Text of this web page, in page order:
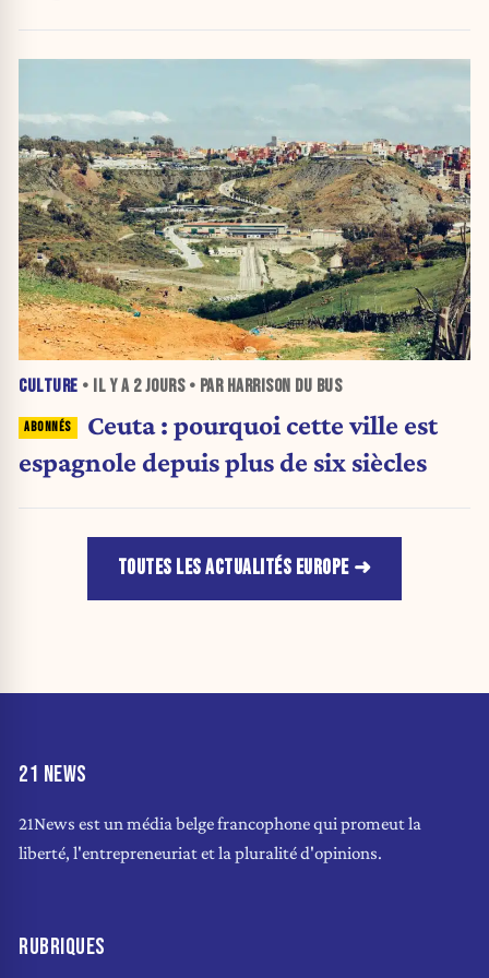
CULTURE • IL Y A 2 JOURS• PAR HARRISON DU BUS
Ceuta : pourquoi cette ville est
espagnole depuis plus de six siècles
TOUTES LES ACTUALITÉS EUROPE
21 NEWS
21News est un média belge francophone qui promeut la
liberté, l'entrepreneuriat et la pluralité d'opinions.
RUBRIQUES